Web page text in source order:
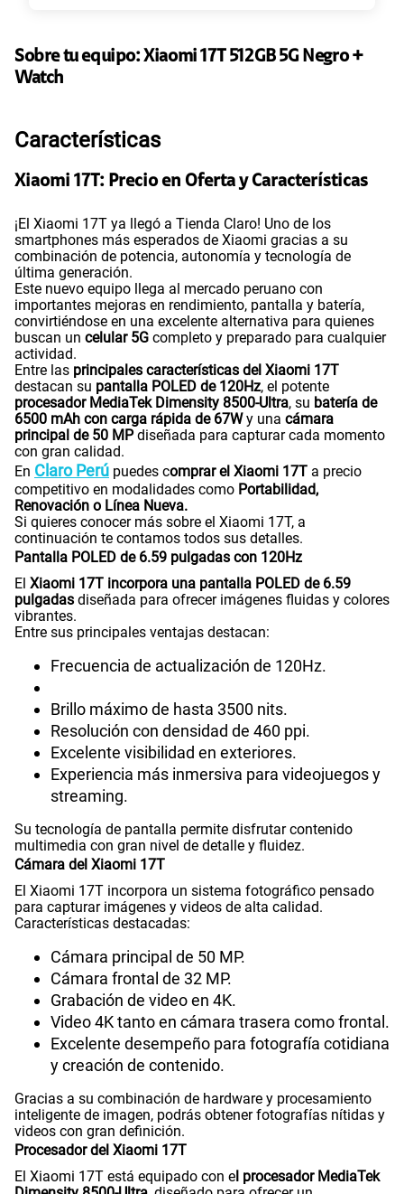
Ver más planes
Sobre tu equipo:Xiaomi 17T 512GB 5G Negro +
Watch
Características
Xiaomi 17T: Precio en Oferta y Características
¡El Xiaomi 17T ya llegó a Tienda Claro! Uno de los
smartphones más esperados de Xiaomi gracias a su
combinación de potencia, autonomía y tecnología de
última generación.
Este nuevo equipo llega al mercado peruano con
importantes mejoras en rendimiento, pantalla y batería,
convirtiéndose en una excelente alternativa para quienes
buscan un celular 5G completo y preparado para cualquier
actividad.
Entre las principales características del Xiaomi 17T
destacan su pantalla POLED de 120Hz, el potente
procesador MediaTek Dimensity 8500-Ultra, su batería de
6500 mAh con carga rápida de 67Wy una cámara
principal de 50 MPdiseñada para capturar cada momento
con gran calidad.
En Claro Perú puedes comprar el Xiaomi 17T a precio
competitivo en modalidades como Portabilidad,
Renovación o Línea Nueva.
Si quieres conocer más sobre el Xiaomi 17T, a
continuación te contamos todos sus detalles.
Pantalla POLED de 6.59 pulgadas con 120Hz
El Xiaomi 17T incorpora una pantalla POLED de 6.59
pulgadas diseñada para ofrecer imágenes fluidas y colores
vibrantes.
Entre sus principales ventajas destacan:
Frecuencia de actualización de 120Hz.
Brillo máximo de hasta 3500 nits.
Resolución con densidad de 460 ppi.
Excelente visibilidad en exteriores.
Experiencia más inmersiva para videojuegos y
streaming.
Su tecnología de pantalla permite disfrutar contenido
multimedia con gran nivel de detalle y fluidez.
Cámara del Xiaomi 17T
El Xiaomi 17T incorpora un sistema fotográfico pensado
para capturar imágenes y videos de alta calidad.
Características destacadas:
Cámara principal de 50 MP.
Cámara frontal de 32 MP.
Grabación de video en 4K.
Video 4K tanto en cámara trasera como frontal.
Excelente desempeño para fotografía cotidiana
y creación de contenido.
Gracias a su combinación de hardware y procesamiento
inteligente de imagen, podrás obtener fotografías nítidas y
videos con gran definición.
Procesador del Xiaomi 17T
El Xiaomi 17T está equipado con e l procesador MediaTek